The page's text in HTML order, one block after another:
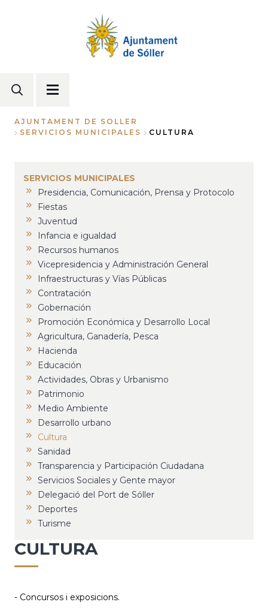
de
ayuda
la
navegación
AJUNTAMENT DE SOLLER
SERVICIOS MUNICIPALES
CULTURA
SERVICIOS MUNICIPALES
Presidencia, Comunicación, Prensa y Protocolo
Fiestas
Juventud
Infancia e igualdad
Recursos humanos
Vicepresidencia y Administración General
Infraestructuras y Vías Públicas
Contratación
Gobernación
Promoción Económica y Desarrollo Local
Agricultura, Ganadería, Pesca
Hacienda
Educación
Actividades, Obras y Urbanismo
Patrimonio
Medio Ambiente
Desarrollo urbano
Cultura
Sanidad
Transparencia y Participación Ciudadana
Servicios Sociales y Gente mayor
Delegació del Port de Sóller
Deportes
Turisme
CULTURA
- Concursos i exposicions.